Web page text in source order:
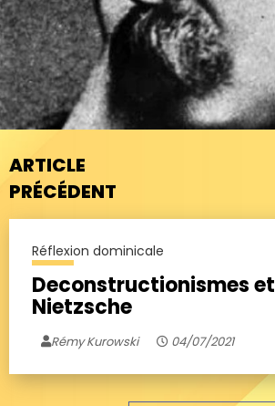
ARTICLE
PRÉCÉDENT
Réflexion dominicale
Deconstructionismes et
Nietzsche
Rémy Kurowski 04/07/2021